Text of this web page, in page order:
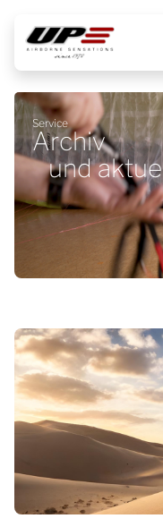
Service
Archiv
und